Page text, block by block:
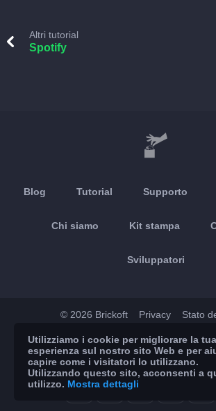
Altri tutorial
Spotify
Blog Tutorial Supporto
Chi siamo Kit stampa
Sviluppatori
© 2026 Brickoft Privacy Stato
App Store Google
Utilizziamo i cookie per migliorare la tua
esperienza sul nostro sito Web e per
capire come i visitatori lo utilizzano.
Utilizzando questo sito, acconsenti a
utilizzo. Mostra dettagli